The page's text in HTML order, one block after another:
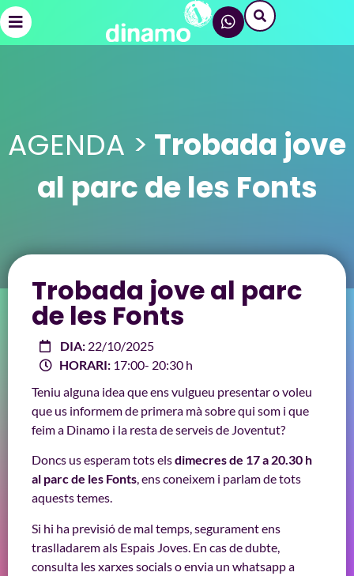
AGENDA > Trobada jove
al parc de les Fonts
Trobada jove al parc
de les Fonts
DIA: 22/10/2025
HORARI: 17:00- 20:30 h
Teniu alguna idea que ens vulgueu presentar o voleu
que us informem de primera mà sobre qui som i que
feim a Dinamo i la resta de serveis de Joventut?
Doncs us esperam tots elsdimecres de 17 a 20.30 h
al parc de les Fonts, ens coneixem i parlam de tots
aquests temes.
Si hi ha previsió de mal temps, segurament ens
traslladarem als Espais Joves. En cas de dubte,
consulta les xarxes socials o envia un whatsapp a